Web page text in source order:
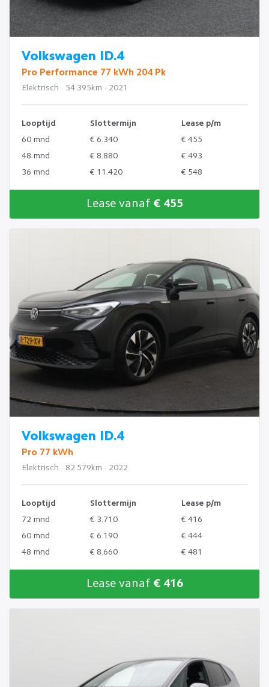
Volkswagen ID.4
Pro Performance 77 kWh 204 Pk
Elektrisch · 54.395km · 2021
Looptijd Slottermijn
Lease p/m
60 mnd
€ 6.340
€ 455
48 mnd
€ 8.880
€ 493
36 mnd
€ 11.420 € 548
Lease vanaf € 455
Volkswagen ID.4
Pro 77 kWh
Elektrisch · 82.579km · 2022
Looptijd Slottermijn
Lease p/m
72 mnd
€ 3.710
€ 416
60 mnd
€ 6.190
€ 444
48 mnd
€ 8.660 € 481
Lease vanaf € 416